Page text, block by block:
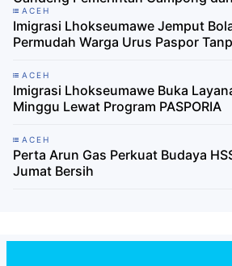
ACEH
Imigrasi Lhokseumawe Jemput
Permudah Warga Urus Paspor
ACEH
Imigrasi Lhokseumawe Buka
Minggu Lewat Program PASPORIA
ACEH
Perta Arun Gas Perkuat Budaya
Jumat Bersih